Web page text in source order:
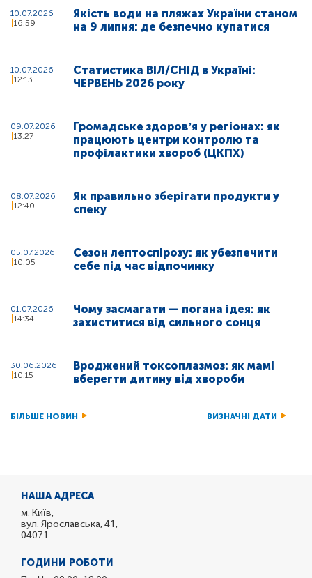
10.07.2026
16:59
Якість води на пляжах України станом
на 9 липня: де безпечно купатися
10.07.2026
12:13
Статистика ВІЛ/СНІД в Україні:
ЧЕРВЕНЬ 2026 року
09.07.2026
13:27
Громадське здоровʼя у регіонах: як
працюють центри контролю та
профілактики хвороб (ЦКПХ)
08.07.2026
12:40
Як правильно зберігати продукти у
спеку
05.07.2026
10:05
Сезон лептоспірозу: як убезпечити
себе під час відпочинку
01.07.2026
14:34
Чому засмагати — погана ідея: як
захиститися від сильного сонця
30.06.2026
10:15
Вроджений токсоплазмоз: як мамі
вберегти дитину від хвороби
БІЛЬШЕ НОВИН ВИЗНАЧНІ ДАТИ
НАША АДРЕСА
м. Київ,
вул. Ярославська, 41,
04071
ГОДИНИ РОБОТИ